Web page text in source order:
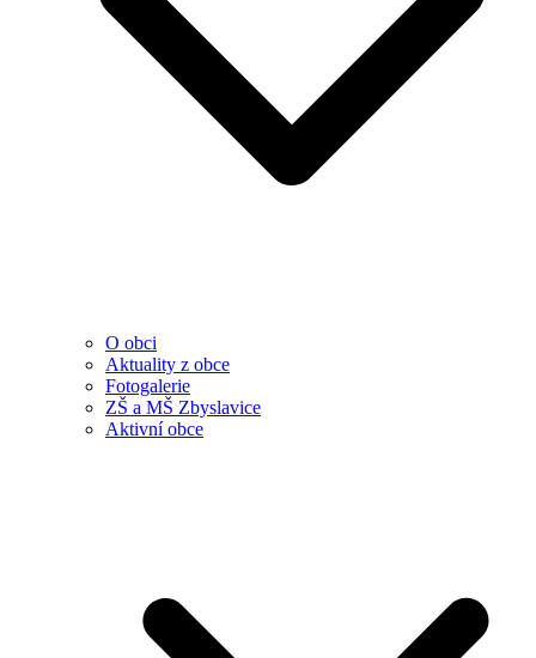
O obci
Aktuality z obce
Fotogalerie
ZŠ a MŠ Zbyslavice
Aktivní obce